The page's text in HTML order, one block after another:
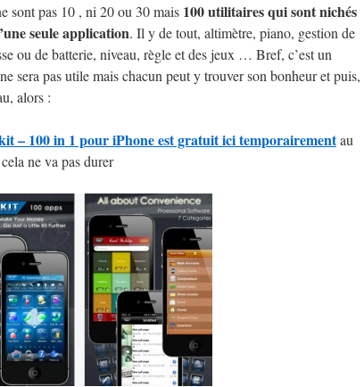
sont pas 10 , ni 20 ou 30 mais 100 utilitaires qui sont nichés
seule application. Il y de tout, altimètre, piano, gestion de
ou de batterie, niveau, règle et des jeux … Bref, c’est un
sera pas utile mais chacun peut y trouver son bonheur et puis,
alors :
– 100 in 1 pour iPhone est gratuit ici temporairementau
ne va pas durer